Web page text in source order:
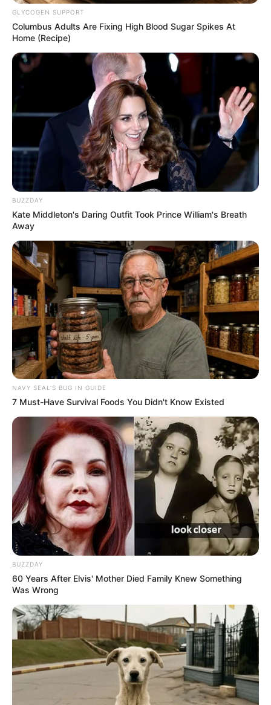
GLYCOGEN SUPPORT
Columbus Adults Are Fixing High Blood Sugar Spikes At
Home (Recipe)
BUZZDAY
Kate Middleton's Daring Outfit Took Prince William's Breath
Away
NAVY SEAL'S BUG IN GUIDE
7 Must-Have Survival Foods You Didn't Know Existed
BUZZDAY
60 Years After Elvis' Mother Died Family Knew Something
Was Wrong